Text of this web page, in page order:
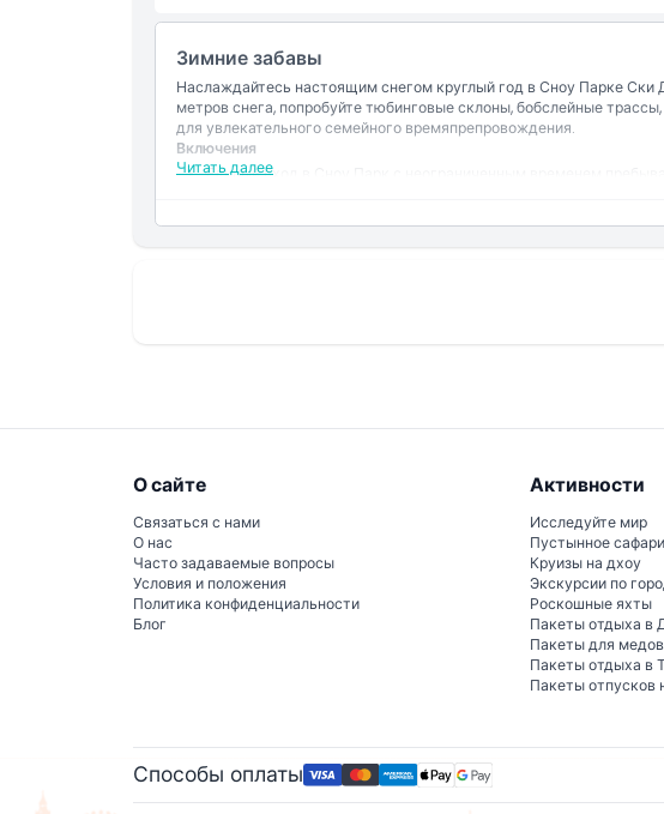
Зимние забавы
Наслаждайтесь настоящим снегом круглый год в Сноу Парке Ски
метров снега, попробуйте тюбинговые склоны, бобслейные
для увлекательного семейного времяпрепровождения.
Читать далее
Включения
Единый вход в Сноу Парк с неограниченным временем
Зимняя одежда предоставляется: куртка, брюки,
О сайте
Связаться с нами
О нас
Часто задаваемые вопросы
Условия и положения
Политика конфиденциальности
Блог
Активности
Исследуйте мир
Пустынное сафари
Круизы на дхоу
Экскурсии по
Роскошные яхты
Пакеты отдыха в
Пакеты для
Пакеты отдыха в
Пакеты отпусков
Способы оплаты